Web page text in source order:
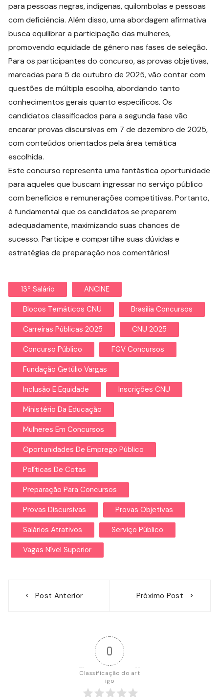
para pessoas negras, indígenas, quilombolas e pessoas
com deficiência. Além disso, uma abordagem afirmativa
busca equilibrar a participação das mulheres,
promovendo equidade de gênero nas fases de seleção.
Para os participantes do concurso, as provas objetivas,
marcadas para 5 de outubro de 2025, vão contar com
questões de múltipla escolha, abordando tanto
conhecimentos gerais quanto específicos. Os
candidatos classificados para a segunda fase vão
encarar provas discursivas em 7 de dezembro de 2025,
com conteúdos orientados pela área temática
escolhida.
Este concurso representa uma fantástica oportunidade
para aqueles que buscam ingressar no serviço público
com benefícios e remunerações competitivas. Portanto,
é fundamental que os candidatos se preparem
adequadamente, maximizando suas chances de
sucesso. Participe e compartilhe suas dúvidas e
estratégias de preparação nos comentários!
13º Salário ANCINE
Blocos Temáticos CNU Brasília Concursos
Carreiras Públicas 2025 CNU 2025
Concurso Público FGV Concursos
Fundação Getúlio Vargas
Inclusão E Equidade Inscrições CNU
Ministério Da Educação
Mulheres Em Concursos
Oportunidades De Emprego Público
Políticas De Cotas
Preparação Para Concursos
Provas Discursivas Provas Objetivas
Salários Atrativos Serviço Público
Vagas Nível Superior
Post Anterior Próximo Post
0
Classificação do art
igo